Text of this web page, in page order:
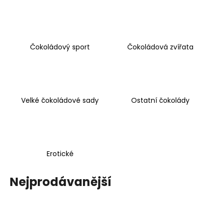
Čokoládový sport Čokoládová zvířata
Velké čokoládové sady Ostatní čokolády
Erotické
Nejprodávanější
m
e